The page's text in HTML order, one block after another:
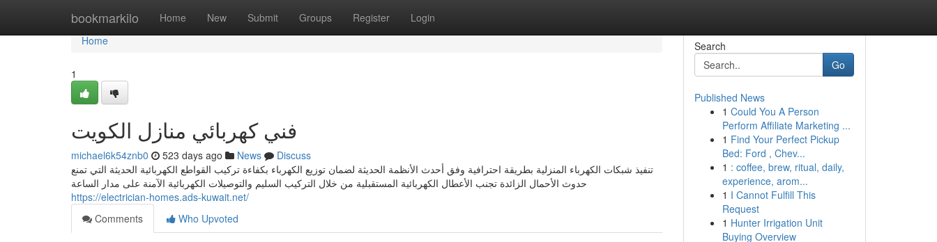
bookmarkilo Home New Submit Groups Register Login
Home
Home
1
فني كهربائي منازل الكويت
michael6k54znb0 523 days ago News
Discuss
تنفيذ شبكات الكهرباء المنزلية بطريقة احترافية وفق أحدث الأنظمة الحديثة لضمان توزيع الكهرباء بكفاءة تركيب القواطع الكهربائية الحديثة التي تمنع
حدوث الأحمال الزائدة تجنب الأعطال الكهربائية المستقبلية من خلال التركيب السليم والتوصيلات الكهربائية الآمنة على مدار الساعة
https://electrician-homes.ads-kuwait.net/
Comments
Who Upvoted
Search
Go
Published News
1 Could You A Person
Perform Affiliate Marketing ...
1 Find Your Perfect Pickup
Bed: Ford , Chev...
1 : coffee, brew, ritual, daily,
experience, arom...
1 I Cannot Fulfill This
Request
1 Hunter Irrigation Unit
Buying Overview